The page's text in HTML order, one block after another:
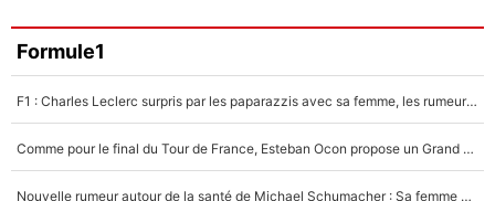
Formule1
F1 : Charles Leclerc surpris par les paparazzis avec sa femme, les rumeurs étaient vraies !
Comme pour le final du Tour de France, Esteban Ocon propose un Grand Prix de Formule 1 à Paris : «Autour de l’Arc de Triomphe, ce serait génial» !
Nouvelle rumeur autour de la santé de Michael Schumacher : Sa femme Corinna sort du silence